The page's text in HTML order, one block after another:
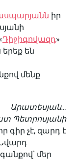
իր
Դիջիգովազդ»
երեք են
մենք
Արատեսյան…
Պետրոսյանի
գիր չէ, զարդ է
մեր